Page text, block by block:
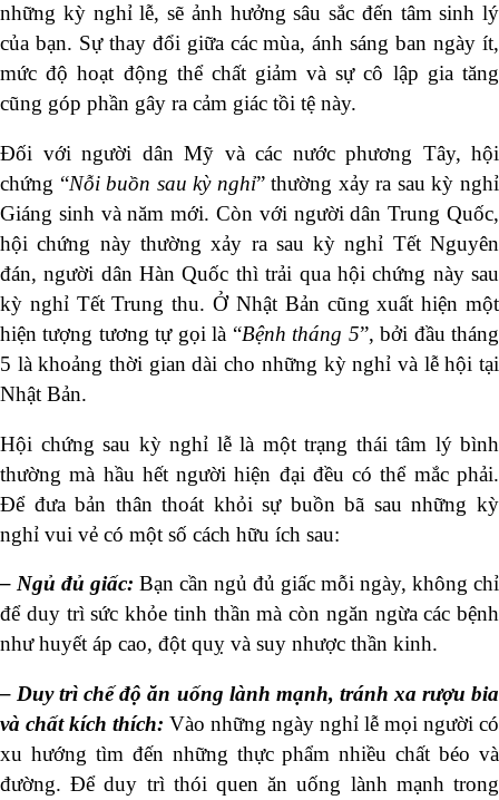
những kỳ nghỉ lễ, sẽ ảnh hưởng sâu sắc đến tâm sinh lý
của bạn. Sự thay đổi giữa các mùa, ánh sáng ban ngày ít,
mức độ hoạt động thể chất giảm và sự cô lập gia tăng
cũng góp phần gây ra cảm giác tồi tệ này.
Đối với người dân Mỹ và các nước phương Tây, hội
chứng “Nỗi buồn sau kỳ nghỉ” thường xảy ra sau kỳ nghỉ
Giáng sinh và năm mới. Còn với người dân Trung Quốc,
hội chứng này thường xảy ra sau kỳ nghỉ Tết Nguyên
đán, người dân Hàn Quốc thì trải qua hội chứng này sau
kỳ nghỉ Tết Trung thu. Ở Nhật Bản cũng xuất hiện một
hiện tượng tương tự gọi là “Bệnh tháng 5”, bởi đầu tháng
5 là khoảng thời gian dài cho những kỳ nghỉ và lễ hội tại
Nhật Bản.
Hội chứng sau kỳ nghỉ lễ là một trạng thái tâm lý bình
thường mà hầu hết người hiện đại đều có thể mắc phải.
Để đưa bản thân thoát khỏi sự buồn bã sau những kỳ
nghỉ vui vẻ có một số cách hữu ích sau:
– Ngủ đủ giấc: Bạn cần ngủ đủ giấc mỗi ngày, không chỉ
để duy trì sức khỏe tinh thần mà còn ngăn ngừa các bệnh
như huyết áp cao, đột quỵ và suy nhược thần kinh.
– Duy trì chế độ ăn uống lành mạnh, tránh xa rượu bia
và chất kích thích: Vào những ngày nghỉ lễ mọi người có
xu hướng tìm đến những thực phẩm nhiều chất béo và
đường. Để duy trì thói quen ăn uống lành mạnh trong